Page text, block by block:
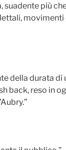
suadente più
movimenti
della durata di
back, reso in